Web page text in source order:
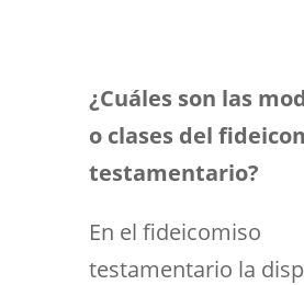
¿Cuáles son las
o clases del
testamentario?
En el fideicomiso
testamentario la